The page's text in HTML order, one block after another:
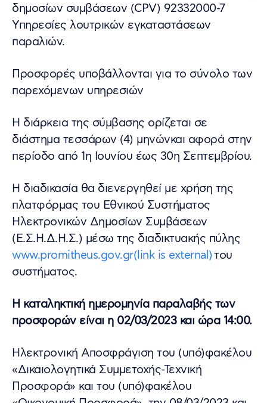
δημοσίων συμβάσεων (CPV) 92332000-7
Υπηρεσίες λουτρικών εγκαταστάσεων
παραλιών.
Προσφορές υποβάλλονται για το σύνολο των
παρεχόμενων υπηρεσιών
Η διάρκεια της σύμβασης ορίζεται σε
διάστημα τεσσάρων (4) μηνώνκαι αφορά στην
περίοδο από 1η Ιουνίου έως 30η Σεπτεμβρίου.
Η διαδικασία θα διενεργηθεί με χρήση της
πλατφόρμας του Εθνικού Συστήματος
Ηλεκτρονικών Δημοσίων Συμβάσεων
(Ε.Σ.Η.Δ.Η.Σ.) µέσω της διαδικτυακής πύλης
www.promitheus.gov.gr(link is external)του
συστήματος.
Η καταληκτική ημερομηνία παραλαβής των
προσφορών είναι η 02/03/2023 και ώρα 14:00.
Ηλεκτρονική Αποσφράγιση του (υπό)φακέλου
«Δικαιολογητικά Συμμετοχής-Τεχνική
Προσφορά» και του (υπό)φακέλου